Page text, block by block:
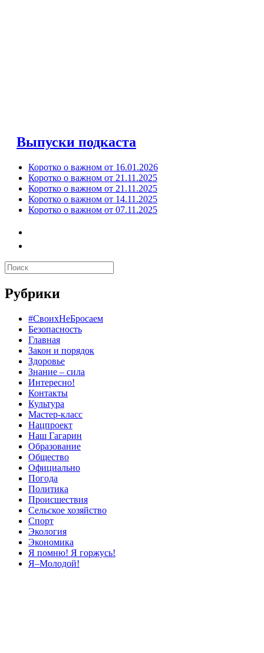
Выпуски подкаста
Коротко о важном от 16.01.2026
Коротко о важном от 21.11.2025
Коротко о важном от 21.11.2025
Коротко о важном от 14.11.2025
Коротко о важном от 07.11.2025
Рубрики
#СвоихНеБросаем
Безопасность
Главная
Закон и порядок
Здоровье
Знание – сила
Интересно!
Контакты
Культура
Мастер-класс
Нацпроект
Наш Гагарин
Образование
Общество
Официально
Погода
Политика
Происшествия
Сельское хозяйство
Спорт
Экология
Экономика
Я помню! Я горжусь!
Я–Молодой!